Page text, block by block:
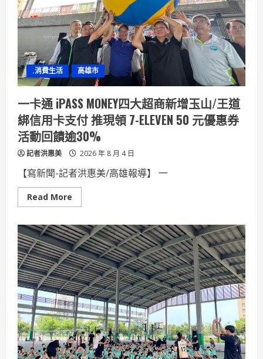
招
商
案
啟
動
公
開
閱
覽
公
私
攜
手
共
築
屏
東
高
鐵
活
圈
.消費生活 高雄市
一卡通 iPASS MONEY四大超商新增玉山/王道
綁信用卡支付 推現領 7-ELEVEN 50 元優惠券
活動回饋逾30%
記者洪惠美 2026 年 8 月 4 日
【寫新聞-記者洪惠美/高雄報導】 一
Read More
more
卡
通
iPASS
MONEY
四
大
超
商
新
增
玉
山/
王
道
綁
信